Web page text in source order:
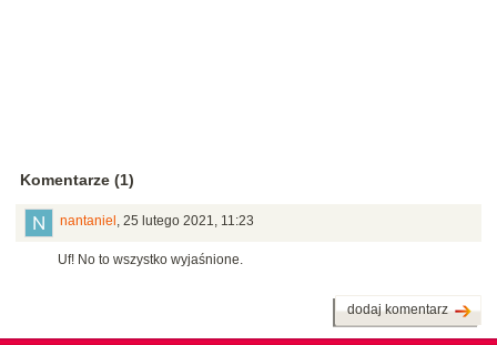
Komentarze (1)
nantaniel , 25 lutego 2021, 11:23
Uf! No to wszystko wyjaśnione.
dodaj komentarz